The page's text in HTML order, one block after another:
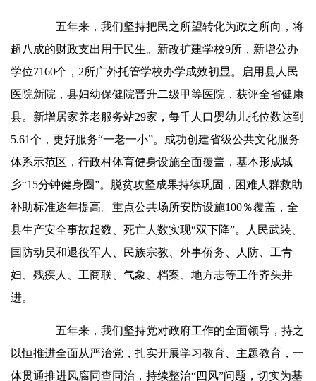
——五年来，我们坚持把民之所望转化为政之所向，将
超八成的财政支出用于民生。新改扩建学校9所，新增公办
学位7160个，2所广外托管学校办学成效初显。启用县人民
医院新院，县妇幼保健院晋升二级甲等医院，获评全省健康
县。新增居家养老服务站29家，每千人口婴幼儿托位数达到
5.61个，更好服务“一老一小”。成功创建省级公共文化服务
体系示范区，行政村体育健身设施全面覆盖，基本形成城
乡“15分钟健身圈”。脱贫攻坚成果持续巩固，困难人群救助
补助标准逐年提高。重点公共场所安防设施100％覆盖，全
县生产安全事故起数、死亡人数实现“双下降”。人民武装、
国防动员和退役军人、民族宗教、外事侨务、人防、工青
妇、残疾人、工商联、气象、档案、地方志等工作齐头并
进。
——五年来，我们坚持党对政府工作的全面领导，持之
以恒推进全面从严治党，扎实开展学习教育、主题教育，一
体贯通推进风腐同查同治，持续整治“四风”问题，切实为基